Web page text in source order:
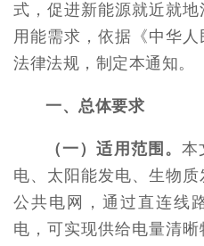
式，促进新能源就近就
用能需求，依据《中华
法律法规，制定本通知。
一、总体要求
（一）适用范围。本
电、太阳能发电、生物
公共电网，通过直连线
电，可实现供给电量清晰